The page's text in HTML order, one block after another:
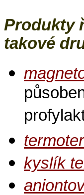
Produkty
takové
kyslík